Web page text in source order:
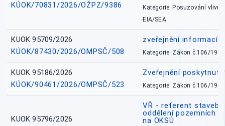
KÚOK/70831/2026/OŽPZ/9386
Kategorie: Posuzování vlivů
EIA/SEA
KUOK 95709/2026
KÚOK/87430/2026/OMPSČ/508
zveřejnění informací
Kategorie: Zákon č.106/1999
KUOK 95186/2026
KÚOK/90461/2026/OMPSČ/523
Zveřejnění
Kategorie: Zákon č.106/1999
KUOK 95796/2026
VŘ - referent
oddělení pozemních
na OKSÚ